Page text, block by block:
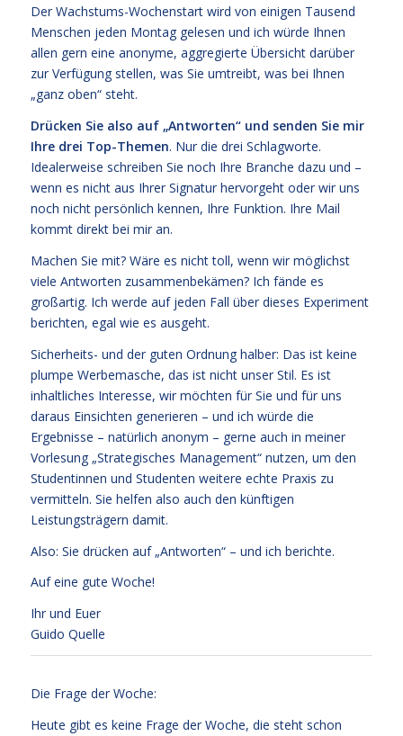
Der Wachstums-Wochenstart wird von einigen Tausend
Menschen jeden Montag gelesen und ich würde Ihnen
allen gern eine anonyme, aggregierte Übersicht darüber
zur Verfügung stellen, was Sie umtreibt, was bei Ihnen
„ganz oben“ steht.
Drücken Sie also auf „Antworten“ und senden Sie mir
Ihre drei Top-Themen. Nur die drei Schlagworte.
Idealerweise schreiben Sie noch Ihre Branche dazu und –
wenn es nicht aus Ihrer Signatur hervorgeht oder wir uns
noch nicht persönlich kennen, Ihre Funktion. Ihre Mail
kommt direkt bei mir an.
Machen Sie mit? Wäre es nicht toll, wenn wir möglichst
viele Antworten zusammenbekämen? Ich fände es
großartig. Ich werde auf jeden Fall über dieses Experiment
berichten, egal wie es ausgeht.
Sicherheits- und der guten Ordnung halber: Das ist keine
plumpe Werbemasche, das ist nicht unser Stil. Es ist
inhaltliches Interesse, wir möchten für Sie und für uns
daraus Einsichten generieren – und ich würde die
Ergebnisse – natürlich anonym – gerne auch in meiner
Vorlesung „Strategisches Management“ nutzen, um den
Studentinnen und Studenten weitere echte Praxis zu
vermitteln. Sie helfen also auch den künftigen
Leistungsträgern damit.
Also: Sie drücken auf „Antworten“ – und ich berichte.
Auf eine gute Woche!
Ihr und Euer
Guido Quelle
Die Frage der Woche:
Heute gibt es keine Frage der Woche, die steht schon